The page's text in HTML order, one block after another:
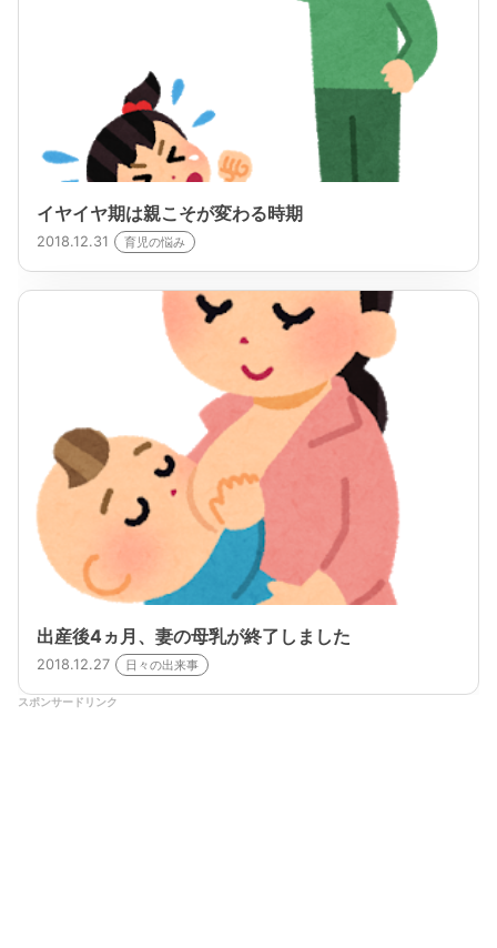
イヤイヤ期は親こそが変わる時期
2018.12.31 育児の悩み
出産後4ヵ月、妻の母乳が終了しました
2018.12.27 日々の出来事
スポンサードリンク